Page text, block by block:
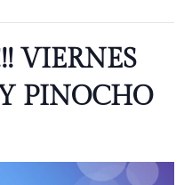
VIERNES
PINOCHO